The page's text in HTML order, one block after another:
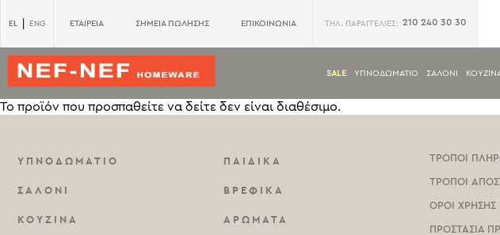
EL ENG ΕΤΑΙΡΕΙΑ ΣΗΜΕΙΑ ΠΩΛΗΣΗΣ ΕΠΙΚΟΙΝΩΝΙΑ ΤΗΛ. ΠΑΡΑΓΓΕΛΙΕΣ: 210 240 30 30
SALE ΥΠΝΟΔΩΜΑΤΙΟ ΣΑΛΟΝΙ
Το προϊόν που προσπαθείτε να δείτε δεν είναι διαθέσιμο.
ΥΠΝΟΔΩΜΑΤΙΟ
ΣΑΛΟΝΙ
ΚΟΥΖΙΝΑ
ΠΑΙΔΙΚΑ
ΒΡΕΦΙΚΑ
ΑΡΩΜΑΤΑ
ΤΡΟΠΟΙ
ΤΡΟΠΟΙ
ΟΡΟΙ ΧΡΗΣΗΣ
ΠΡΟΣΤΑΣΙΑ